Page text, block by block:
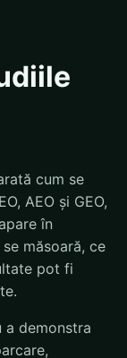
cum se
AEO și GEO,
în
măsoară, ce
pot fi
a demonstra